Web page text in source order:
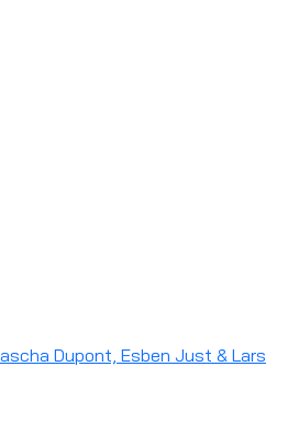
Dupont, Esben Just & Lars